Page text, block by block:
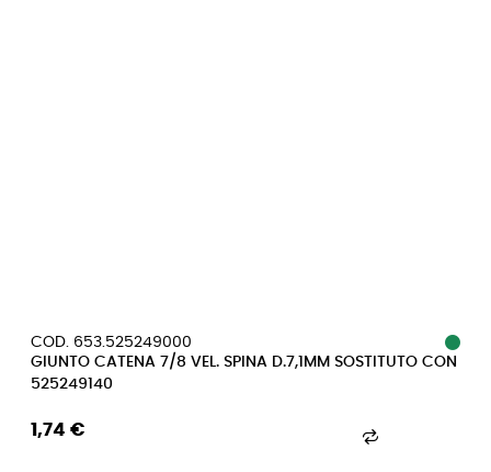
COD. 653.525249000
GIUNTO CATENA 7/8 VEL. SPINA D.7,1MM SOSTITUTO CON
525249140
1,74 €